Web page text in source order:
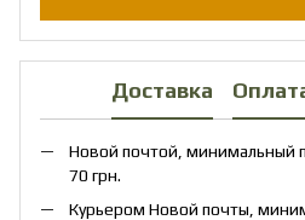
Доставка
Новой почтой, минимальный
70 грн.
Курьером Новой почты,